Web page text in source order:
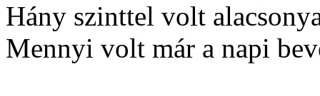
Hány szinttel volt
Mennyi volt már a napi